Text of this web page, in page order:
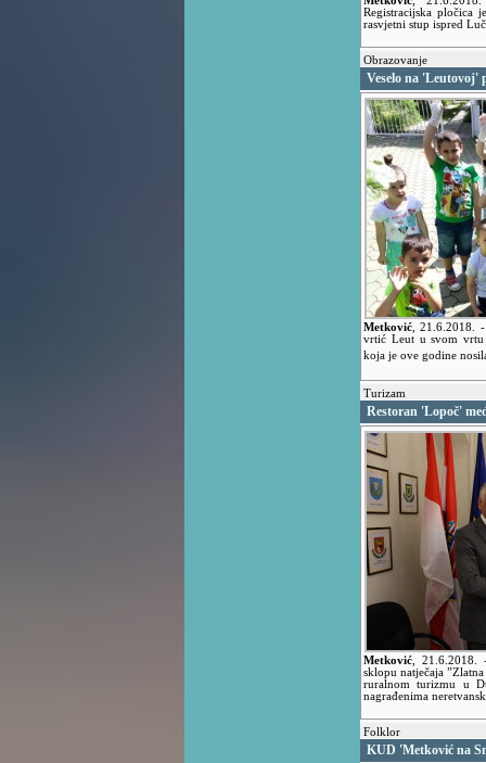
Registracijska pločica
rasvjetni stup ispred
Obrazovanje
Veselo na 'Leutovoj'
Metković ,21.6.2018.
vrtić Leut u svom vrtu
koja je ove godine
Turizam
Restoran 'Lopoč'
Metković 21.6.2018.
sklopu natječaja
ruralnom turizmu u
nagrađenima
Folklor
KUD 'Metković na